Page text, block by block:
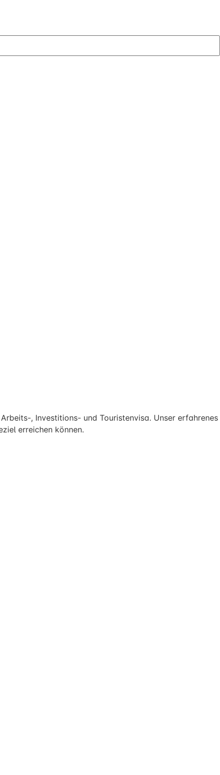
, Investitions- und Touristenvisa. Unser erfahrenes
erreichen können.